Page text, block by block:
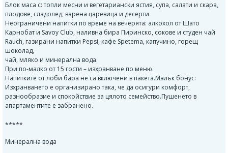
Блок маса с: топли месни и вегетариански ястия, супа, салати и скара,
плодове, сладолед, варена царевица и десерти
Неограничени напитки по време на вечерята: алкохол от Шато
Карнобат и Savoy Club, наливна бира Пиринско, сокове и студен чай
Rauch, газирани напитки Pepsi, кафе Spetema, капучино, горещ
шоколад,
чай, мляко и минерална вода.
При по-малко от 15 гости – изхранване по меню.
Напитките от лоби бара не са включени в пакета.Малък бонус:
Изхранването е организирано така, че да осигури комфорт,
разнообразие и спокойствие за цялото семейство.Пушенето в
апартаментите е забранено.
*****
Минерална вода